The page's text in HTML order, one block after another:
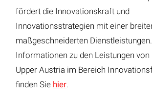
fördert die Innovationskraft und
Innovationsstrategien mit einer
maßgeschneiderten
Informationen zu den Leistungen von
Upper Austria im Bereich
finden Sie hier.